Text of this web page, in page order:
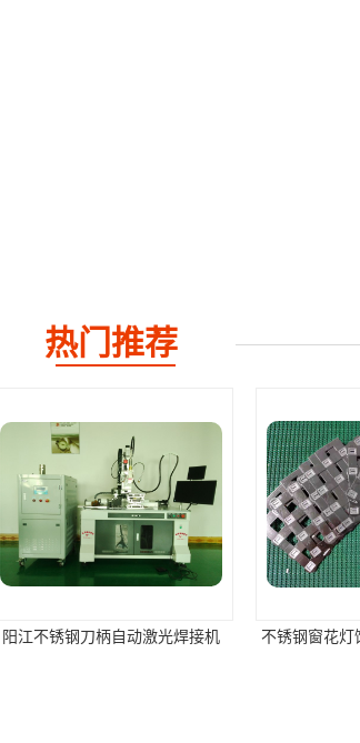
热门推荐
阳江不锈钢刀柄自动激光焊接机 不锈钢窗花灯